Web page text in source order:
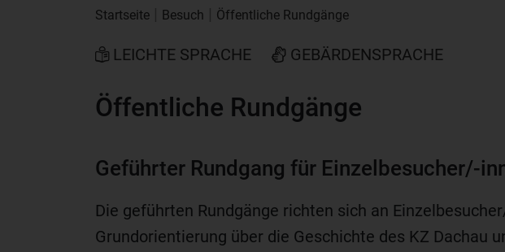
Startseite Besuch Öffentliche Rundgänge
LEICHTE SPRACHE GEBÄRDENSPRACHE
Öffentliche Rundgänge
Geführter Rundgang für Einzelbesucher/-
Die geführten Rundgänge richten sich an
Grundorientierung über die Geschichte des KZ Dachau